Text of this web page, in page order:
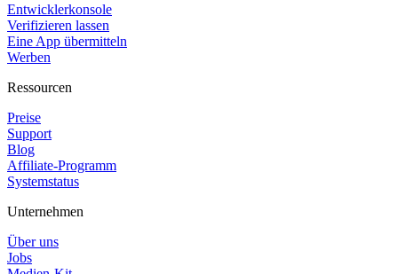
Entwicklerkonsole
Verifizieren lassen
Eine App übermitteln
Werben
Ressourcen
Preise
Support
Blog
Affiliate-Programm
Systemstatus
Unternehmen
Über uns
Jobs